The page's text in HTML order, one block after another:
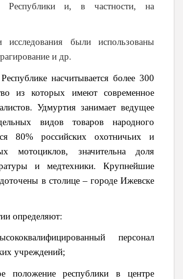
Республики и, в частности, на
были использованы
и др.
насчитывается более 300
из которых имеют современное
Удмуртия занимает ведущее
видов товаров народного
80% российских охотничьих и
мотоциклов, значительна доля
и медтехники. Крупнейшие
в столице – городе Ижевске
определяют:
персонал
учреждений;
положение республики в центре